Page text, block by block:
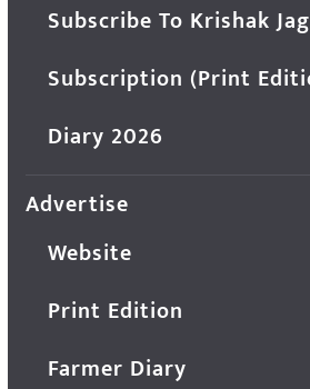
Subscribe To Krishak
Subscription (Print
Diary 2026
Advertise
Website
Print Edition
Farmer Diary